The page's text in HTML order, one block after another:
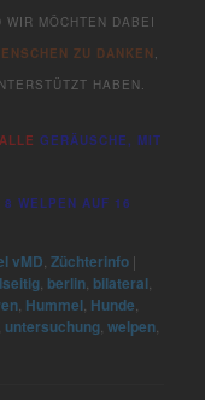
MÖCHTEN DABEI
ZU DANKEN
HABEN.
ALLEGERÄUSCHE, MIT
WELPEN AUF 16
vMD ,Züchterinfo |
berlin bilateral
Hummel Hunde
untersuchung ,welpen